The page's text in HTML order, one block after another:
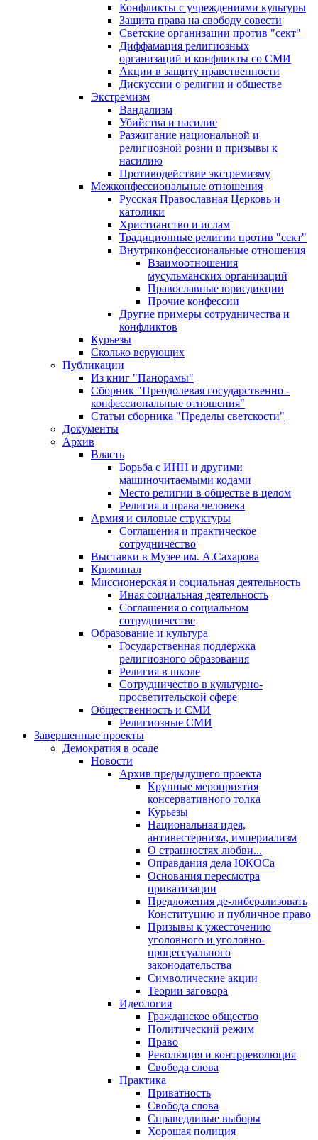
Конфликты с учреждениями культуры
Защита права на свободу совести
Светские организации против "сект"
Диффамация религиозных
организаций и конфликты со СМИ
Акции в защиту нравственности
Дискуссии о религии и обществе
Экстремизм
Вандализм
Убийства и насилие
Разжигание национальной и
религиозной розни и призывы к
насилию
Противодействие экстремизму
Межконфессиональные отношения
Русская Православная Церковь и
католики
Христианство и ислам
Традиционные религии против "сект"
Внутриконфессиональные отношения
Взаимоотношения
мусульманских организаций
Православные юрисдикции
Прочие конфессии
Другие примеры сотрудничества и
конфликтов
Курьезы
Сколько верующих
Публикации
Из книг "Панорамы"
Сборник "Преодолевая государственно -
конфессиональные отношения"
Статьи сборника "Пределы светскости"
Документы
Архив
Власть
Борьба с ИНН и другими
машиночитаемыми кодами
Место религии в обществе в целом
Религия и права человека
Армия и силовые структуры
Соглашения и практическое
сотрудничество
Выставки в Музее им. А.Сахарова
Криминал
Миссионерская и социальная деятельность
Иная социальная деятельность
Соглашения о социальном
сотрудничестве
Образование и культура
Государственная поддержка
религиозного образования
Религия в школе
Сотрудничество в культурно-
просветительской сфере
Общественность и СМИ
Религиозные СМИ
Завершенные проекты
Демократия в осаде
Новости
Архив предыдущего проекта
Крупные мероприятия
консервативного толка
Курьезы
Национальная идея,
антивестернизм, империализм
О странностях любви...
Оправдания дела ЮКОСа
Основания пересмотра
приватизации
Предложения де-либерализовать
Конституцию и публичное право
Призывы к ужесточению
уголовного и уголовно-
процессуального
законодательства
Символические акции
Теории заговора
Идеология
Гражданское общество
Политический режим
Право
Революция и контрреволюция
Свобода слова
Практика
Приватность
Свобода слова
Справедливые выборы
Хорошая полиция